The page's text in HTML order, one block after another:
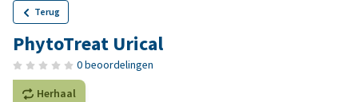
Terug
PhytoTreat Urical
0 beoordelingen
Herhaal